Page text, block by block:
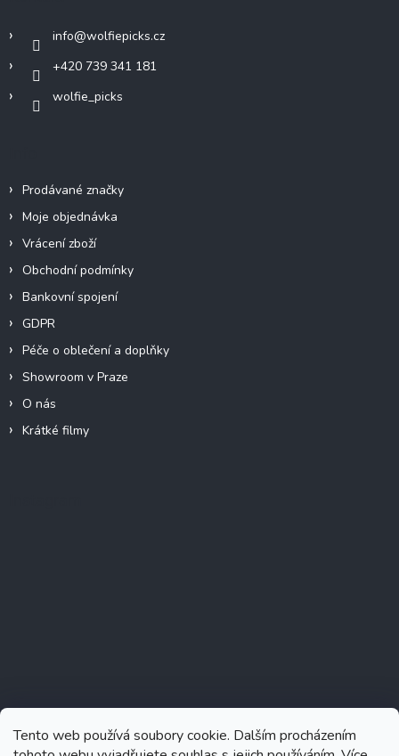
Tento web používá soubory cookie. Dalším procházením
info@wolfiepicks.cz
+420 739 341 181
wolfie_picks
Prodávané značky
Moje objednávka
Vrácení zboží
Obchodní podmínky
Bankovní spojení
GDPR
Péče o oblečení a doplňky
Showroom v Praze
O nás
Krátké filmy